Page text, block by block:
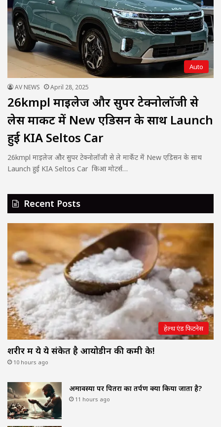
Auto
AV NEWS April 28, 2025
26kmpl माइलेज और सुपर टेक्नोलॉजी से
लेस मार्केट में New एडिसन के साथ Launch
हुई KIA Seltos Car
26kmpl माइलेज और सुपर टेक्नोलॉजी से ले मार्केट में New एडिसन के साथ
Launch हुई KIA Seltos Car किआ मोटर्स…
Recent Posts
हेल्थ एंड फिटनेस
शरीर में ये ये संकेत है आयोडीन की कमी के!
10 hours ago
अमावस्या पर पितरों का तर्पण क्यों किया जाता है?
11 hours ago